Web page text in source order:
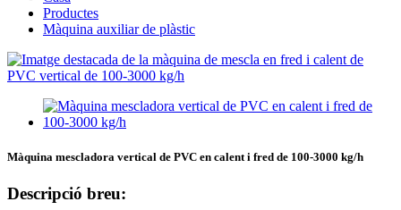
Productes
Màquina auxiliar de plàstic
Màquina mescladora vertical de PVC en calent i fred de 100-3000 kg/h
Descripció breu: